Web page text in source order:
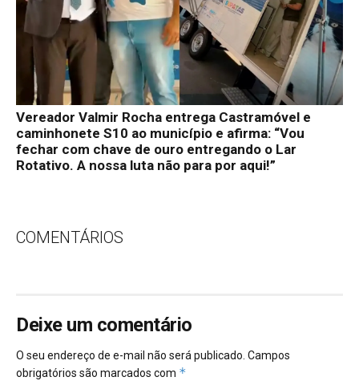
Vereador Valmir Rocha entrega Castramóvel e
caminhonete S10 ao município e afirma: “Vou
fechar com chave de ouro entregando o Lar
Rotativo. A nossa luta não para por aqui!”
COMENTÁRIOS
Deixe um comentário
O seu endereço de e-mail não será publicado. Campos
obrigatórios são marcados com *